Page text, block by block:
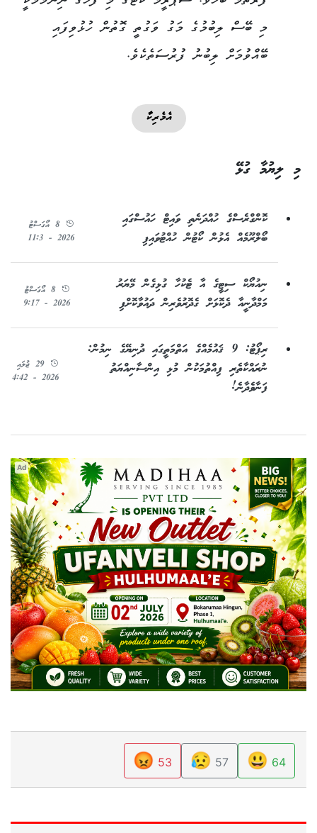
މި ބޭސް ލިބުމުގެ މަގު ވަގުތީ ގޮތުން ހުޅުވިފައި
ބޭއްވުމަށް ލިބުނު ފުރުސަތެކެވެ.
އެމެރިކާ
މި ލިޔުމާ ގުޅޭ
ކޮންގްރެސްގެ ހުއްދަނެތި ވައިޓް ހައުސްގައި
ބޯލްރޫމެއް އެޅުން ކޯޓުން ހުއްޓުވައިފި
8 އޯގަސްޓު
2026 - 11:3
ނިއުޔޯކް ސިޓީގެ އާ ޓެކުހާ ގުޅިގެން މޭޔަރު
މަމްދާނީއާ ދެކޮޅަށް ގެދޮރުވެރިން ދައުވާކޮށްފި
8 އޯގަސްޓު
2026 - 9:17
ރިޕޯޓު: 9 ޤައުމެއްގެ އަތްމަތީގައި ދުނިޔޭގެ ނިމުން:
ނުރައްކާތެރި ފިއްތުމަކުން މުޅި އިންސާނިއްޔަތު
ފަނާވެދާނެ!
29 ޖުލައި
2026 - 4:42
Ad
64
😃
57
😥
53
😡